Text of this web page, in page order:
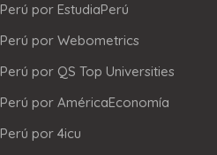
por EstudiaPerú
por Webometrics
por QS Top Universities
por AméricaEconomía
por 4icu